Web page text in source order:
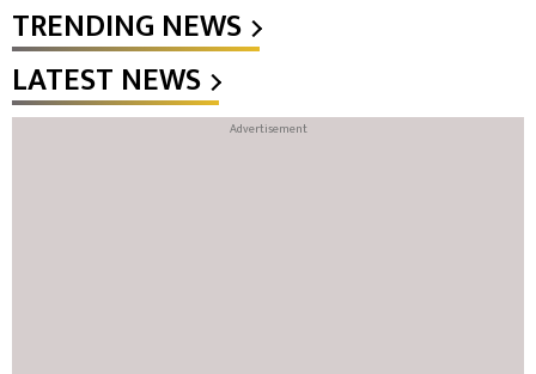
TRENDING NEWS
LATEST NEWS